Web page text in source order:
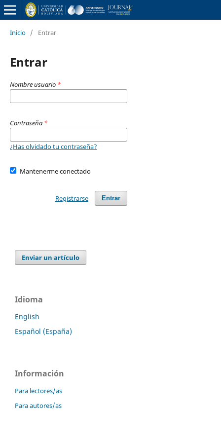
Inicio / Entrar
Entrar
Nombre usuario *
Contraseña *
¿Has olvidado tu contraseña?
Mantenerme conectado
Entrar
Registrarse
Enviar un artículo
Idioma
English
Español (España)
Información
Para lectores/as
Para autores/as